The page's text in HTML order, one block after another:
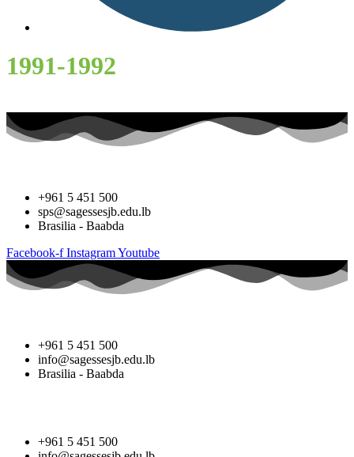
1991-1992
+961 5 451 500
sps@sagessesjb.edu.lb
Brasilia - Baabda
Facebook-f InstagramYoutube
+961 5 451 500
info@sagessesjb.edu.lb
Brasilia - Baabda
+961 5 451 500